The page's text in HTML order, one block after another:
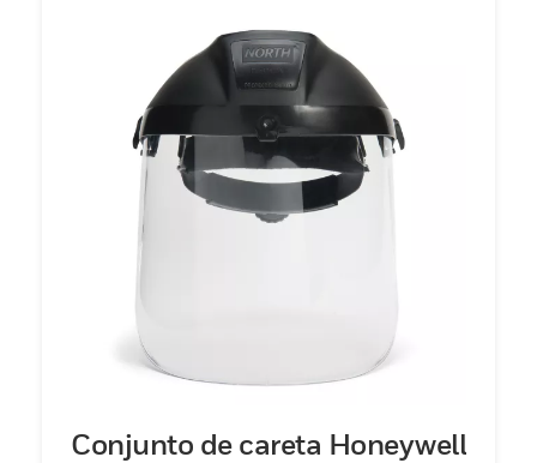
Conjunto de careta Honeywell